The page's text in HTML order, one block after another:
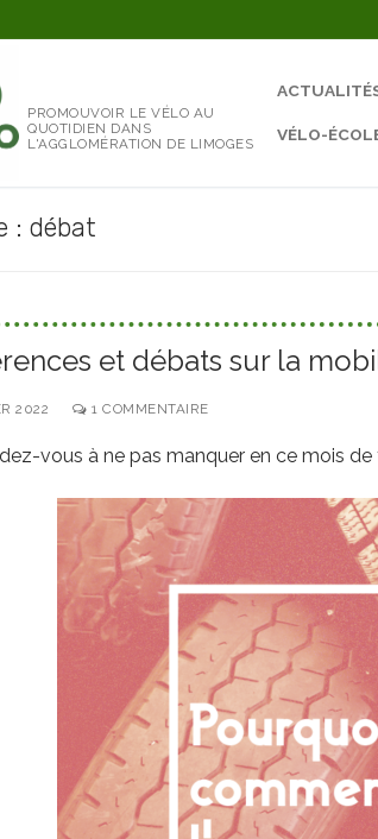
PROMOUVOIR LE VÉLO AU
QUOTIDIEN DANS
L'AGGLOMÉRATION DE LIMOGES
VÉLO-
: débat
et débats sur la
2022 1 COMMENTAIRE
vous à ne pas manquer en ce mois